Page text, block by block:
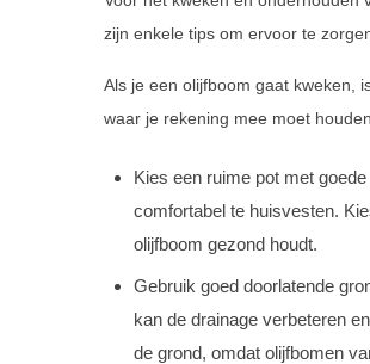
zijn enkele tips om ervoor te
Als je een olijfboom gaat kweken,
waar je rekening mee moet
Kies een ruime pot met
comfortabel te huisvesten.
olijfboom gezond houdt.
Gebruik goed doorlatende
kan de drainage verbeteren
de grond, omdat olijfbomen